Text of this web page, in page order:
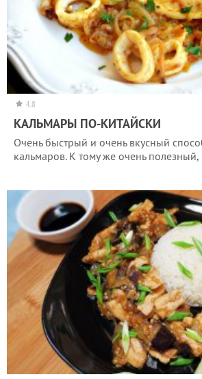
4.8
КАЛЬМАРЫ ПО-КИТАЙСКИ
Очень быстрый и очень вкусный
кальмаров. К тому же очень полезный,